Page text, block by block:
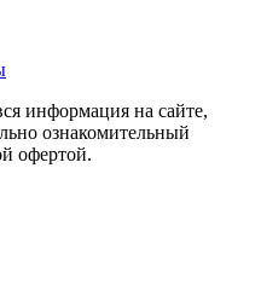
информация на сайте,
ознакомительный
офертой.